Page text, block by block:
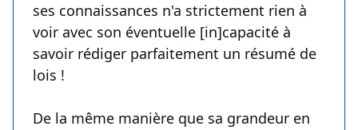
ses connaissances n'a strictement rien à
voir avec son éventuelle [in]capacité à
savoir rédiger parfaitement un résumé de
lois !
De la même manière que sa grandeur en